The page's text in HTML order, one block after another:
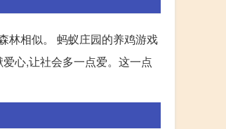
林相似。 蚂蚁庄园的养鸡游戏
心,让社会多一点爱。这一点